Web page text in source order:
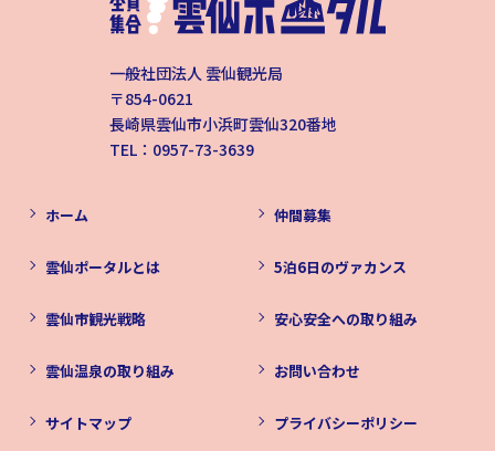
一般社団法人 雲仙観光局
〒854-0621
長崎県雲仙市小浜町雲仙320番地
TEL：0957-73-3639
ホーム
雲仙ポータルとは
雲仙市観光戦略
雲仙温泉の取り組み
仲間募集
5泊6日のヴァカンス
安心安全への取り組み
お問い合わせ
サイトマップ プライバシーポリシー